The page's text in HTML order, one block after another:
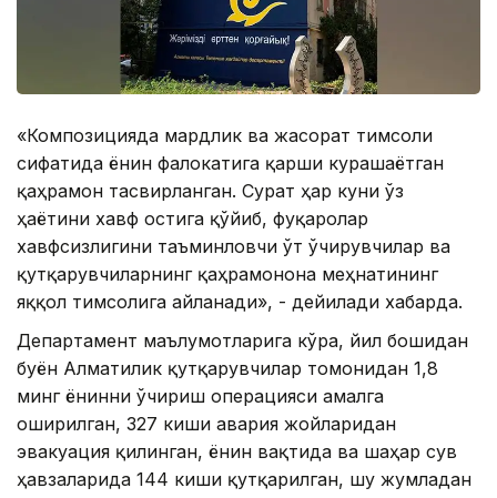
«Композицияда мардлик ва жасорат тимсоли
сифатида ёнғин фалокатига қарши курашаётган
қаҳрамон тасвирланган. Сурат ҳар куни ўз
ҳаётини хавф остига қўйиб, фуқаролар
хавфсизлигини таъминловчи ўт ўчирувчилар ва
қутқарувчиларнинг қаҳрамонона меҳнатининг
яққол тимсолига айланади», - дейилади хабарда.
Департамент маълумотларига кўра, йил бошидан
буён Алматилик қутқарувчилар томонидан 1,8
минг ёнғинни ўчириш операцияси амалга
оширилган, 327 киши авария жойларидан
эвакуация қилинган, ёнғин вақтида ва шаҳар сув
ҳавзаларида 144 киши қутқарилган, шу жумладан